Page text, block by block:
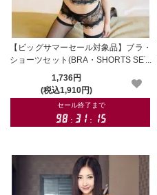
【ビッグサマーセール対象品】ブラ・
ショーツセット(BRA・SHORTS SET)
1,736円
(税込1,910円)